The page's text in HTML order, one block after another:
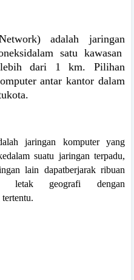
adalah jaringan
satu kawasan
lebih dari 1 km. Pilihan
antar kantor dalam
jaringan komputer yang
suatu jaringan terpadu,
lain dapatberjarak ribuan
letak geografi dengan